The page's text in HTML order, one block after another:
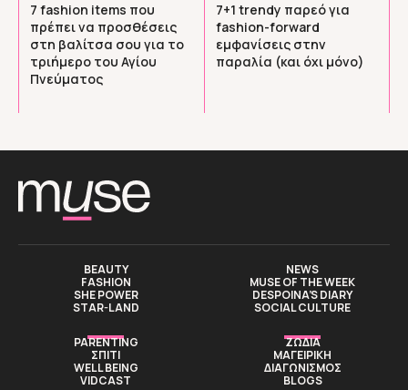
7 fashion items που
πρέπει να προσθέσεις
στη βαλίτσα σου για το
τριήμερο του Αγίου
Πνεύματος
7+1 trendy παρεό για
fashion-forward
εμφανίσεις στην
παραλία (και όχι μόνο)
BEAUTY
FASHION
SHE POWER
STAR-LAND
NEWS
MUSE OF THE WEEK
DESPOINA’S DIARY
SOCIAL CULTURE
PARENTING
ΣΠΙΤΙ
WELL BEING
VIDCAST
ΖΩΔΙΑ
ΜΑΓΕΙΡΙΚΗ
ΔΙΑΓΩΝΙΣΜΟΣ
BLOGS